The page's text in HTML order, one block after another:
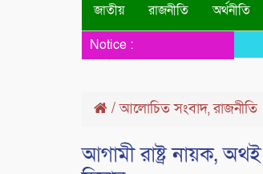
জাতীয় রাজনীতি অর্থনীতি
Notice :
/আলোচিত সংবাদ,রাজনীতি
আগামী রাষ্ট্র নায়ক,